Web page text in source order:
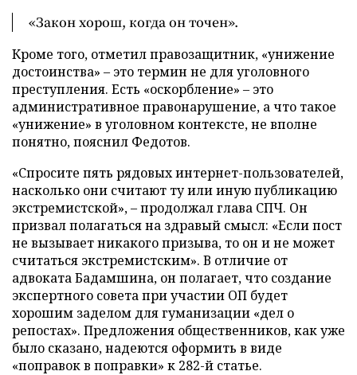
«Закон хорош, когда он точен».
Кроме того, отметил правозащитник, «унижение
достоинства» – это термин не для уголовного
преступления. Есть «оскорбление» – это
административное правонарушение, а что такое
«унижение» в уголовном контексте, не вполне
понятно, пояснил Федотов.
«Спросите пять рядовых интернет-пользователей,
насколько они считают ту или иную публикацию
экстремистской», – продолжал глава СПЧ. Он
призвал полагаться на здравый смысл: «Если пост
не вызывает никакого призыва, то он и не может
считаться экстремистским». В отличие от
адвоката Бадамшина, он полагает, что создание
экспертного совета при участии ОП будет
хорошим заделом для гуманизации «дел о
репостах». Предложения общественников, как уже
было сказано, надеются оформить в виде
«поправок в поправки» к 282-й статье.